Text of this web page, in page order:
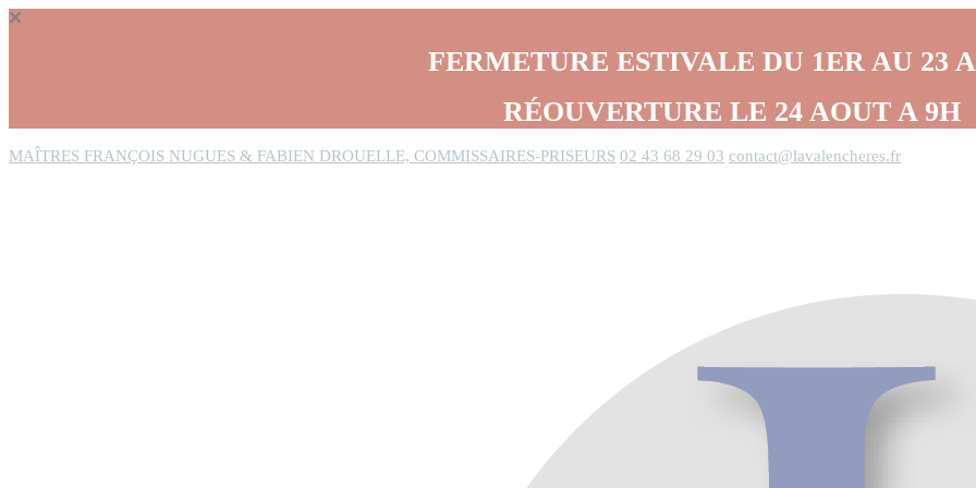
FERMETURE ESTIVALE DU 1ER AU 23
RÉOUVERTURE LE 24 AOUT A 9H
MAÎTRES FRANÇOIS NUGUES & FABIEN DROUELLE, COMMISSAIRES-PRISEURS 02 43 68 29 03 contact@lavalencheres.fr
Panneau de gestion des cookies